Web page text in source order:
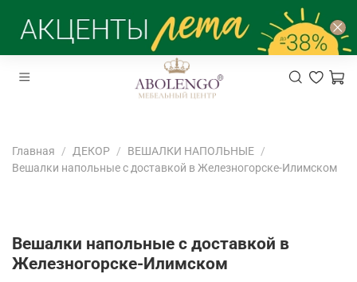
Главная ДЕКОР
ВЕШАЛКИ НАПОЛЬНЫЕ
Вешалки напольные с доставкой в Железногорске-Илимском
Вешалки напольные с доставкой в
Железногорске-Илимском